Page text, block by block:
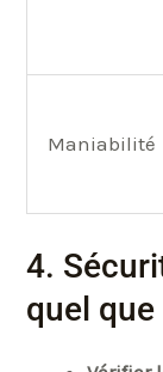
Maniabilité
4.
quel